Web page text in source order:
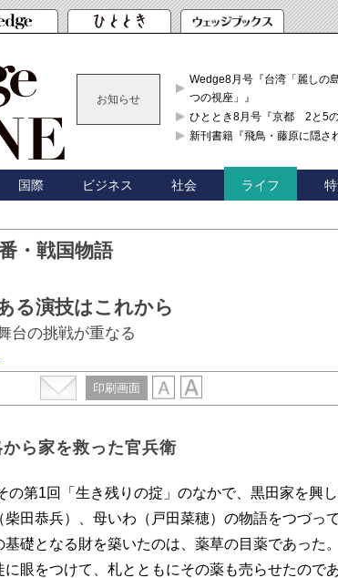
お知らせ
Wedge8月号『台湾「麗しの
つの視座」』
ひととき8月号『京都 2と5の
新刊書籍『飛鳥・藤原に隠さ
国際 ビジネス 社会 ライフ
・戦国物語
る演技はこれから
台の挑戦が重なる
印刷画面
ら家を救った官兵衛
第1回「生き残りの掟」のなかで、黒田家を興
柴田恭兵）、母いわ（戸田菜穂）の物語をつづっ
礎となる財を築いたのは、薬草の目薬であった
眼をつけて、札とともにその薬も売らせたので